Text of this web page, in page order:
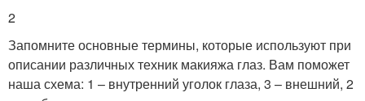
2
Запомните основные термины, которые используют при
описании различных техник макияжа глаз. Вам поможет
наша схема: 1 – внутренний уголок глаза, 3 – внешний, 2